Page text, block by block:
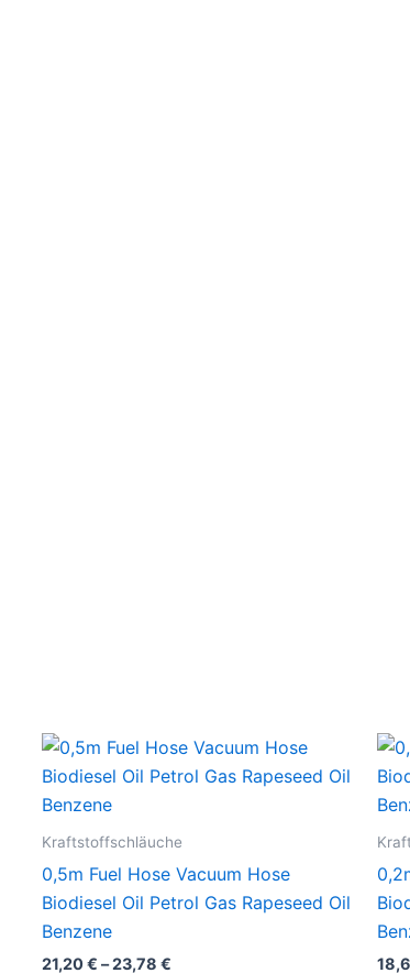
Kraftstoffschläuche
0,5m Fuel Hose Vacuum Hose
Biodiesel Oil Petrol Gas Rapeseed Oil
Benzene
21,20€ –23,78 €